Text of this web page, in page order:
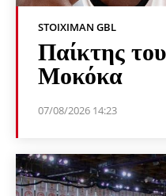
STOIXIMAN GBL
Παίκτης
Μοκόκα
07/08/2026 14:23